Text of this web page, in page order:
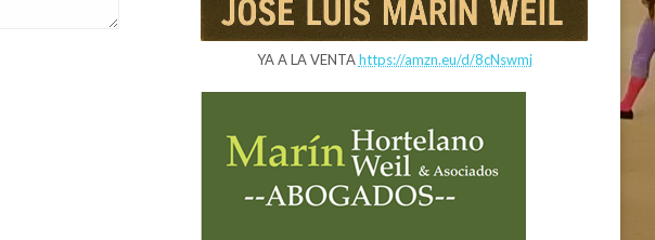
YA A LA VENTAhttps://amzn.eu/d/8cNswmj